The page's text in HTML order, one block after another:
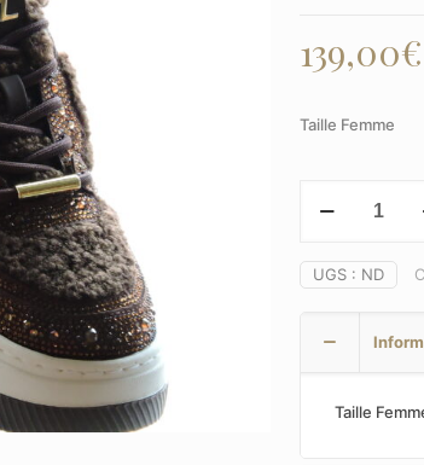
139,00€
Taille Femme
MADDEN
(Dynamo)
UGS : ND
Taille